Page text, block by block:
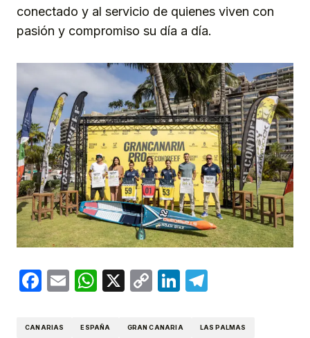
conectado y al servicio de quienes viven con
pasión y compromiso su día a día.
Facebook
EmailWhatsApp
X
CopyLinkedIn
CANARIAS ESPAÑA GRAN CANARIA LAS PALMAS